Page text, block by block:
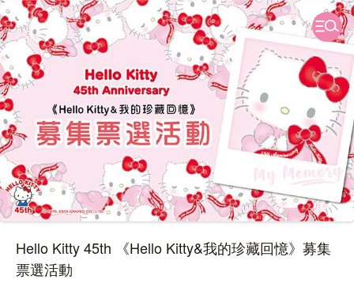
Hello Kitty 45th 《Hello Kitty&我的珍藏回憶》募集
票選活動